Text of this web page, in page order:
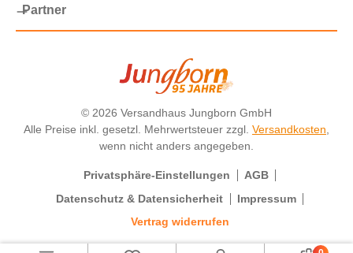
Partner
© 2026 Versandhaus Jungborn GmbH
Alle Preise inkl. gesetzl. Mehrwertsteuer zzgl. Versandkosten,
wenn nicht anders angegeben.
Privatsphäre-Einstellungen
AGB
Datenschutz & Datensicherheit
Impressum
Vertrag widerrufen